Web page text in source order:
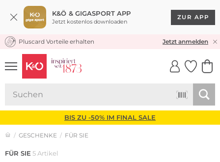
K&Ö & GIGASPORT APP
Jetzt kostenlos downloaden
ZUR APP
KOSTENLOSER VERSAND* & RÜCKVERSAND
Pluscard Vorteile erhalten Jetzt anmelden
UNSERE APP
CLICK &
BIS ZU -50% IM FINAL SALE
GESCHENKE FÜR SIE
FÜR SIE 5 Artikel